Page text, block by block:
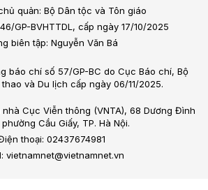
quản: Bộ Dân tộc và Tôn giáo
GP-BVHTTDL, cấp ngày 17/10/2025
biên tập: Nguyễn Văn Bá
báo chí số 57/GP-BC do Cục Báo chí, Bộ
và Du lịch cấp ngày 06/11/2025.
Cục Viễn thông (VNTA), 68 Dương Đình
Cầu Giấy, TP. Hà Nội.
thoại: 02437674981
vietnamnet@vietnamnet.vn